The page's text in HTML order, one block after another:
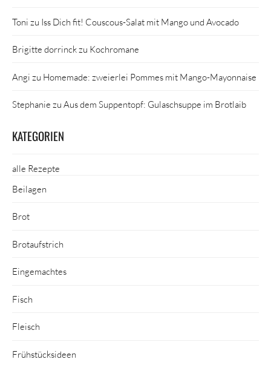
Toni zu Iss Dich fit! Couscous-Salat mit Mango und Avocado
Brigitte dorrinckzu Kochromane
Angi zu Homemade: zweierlei Pommes mit Mango-Mayonnaise
Stephanie zu Aus dem Suppentopf: Gulaschsuppe im Brotlaib
KATEGORIEN
alle Rezepte
Beilagen
Brot
Brotaufstrich
Eingemachtes
Fisch
Fleisch
Frühstücksideen